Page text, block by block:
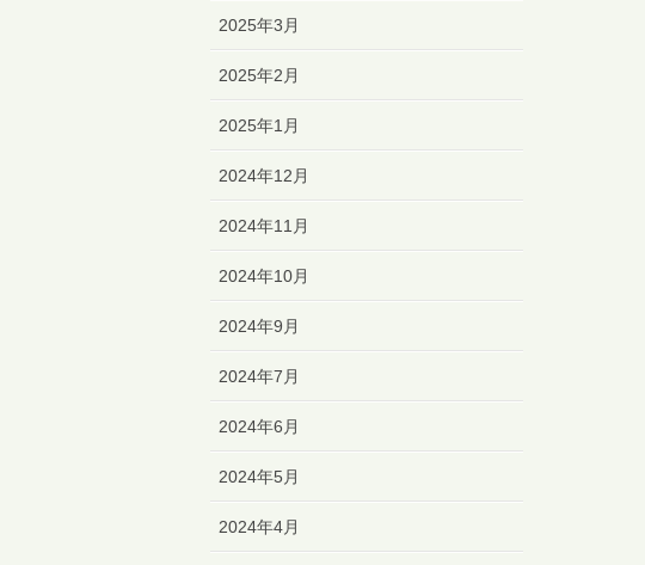
2025年3月
2025年2月
2025年1月
2024年12月
2024年11月
2024年10月
2024年9月
2024年7月
2024年6月
2024年5月
2024年4月